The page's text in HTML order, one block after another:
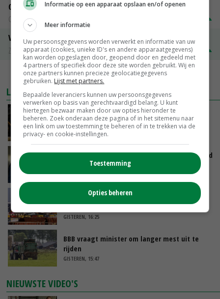
Gerst
Groningen
Volle melkpoeder
Zuivel NL
€ 345,00 € 20,00
MEER MARKTPRIJZEN
LAATSTE NIEUWS
Zalmkweker wil ‘standaard neerzetten die als
voorbeeld kan dienen voor sector’
VANDAAG, 06:21
Jan Vernooij stopt bij Vee&Logistiek Nederland
VANDAAG, 06:00
China scherpt importeisen voor pootgoed aan
vanwege zebrachipbacterie
GISTEREN, 16:25
BBB vraagt minister om langer mest uit te
rijden
GISTEREN, 15:47
NIEUWSTE VIDEO'S
Informatie op een apparaat opslaan en/of openen
Meer informatie
Uw persoonsgegevens worden verwerkt en informatie van uw
apparaat (cookies, unieke ID's en andere apparaatgegevens)
kan worden opgeslagen door, geopend door en gedeeld met
4 partners of specifiek door deze site worden gebruikt. Wij en
onze partners kunnen precieze geolocatiegegevens
gebruiken. Lijst met partners.
Bepaalde leveranciers kunnen uw persoonsgegevens
verwerken op basis van gerechtvaardigd belang. U kunt
hiertegen bezwaar maken door uw opties hieronder te
beheren. Zoek onderaan deze pagina of in het sitemenu naar
een link om uw toestemming te beheren of in te trekken via de
privacy- en cookie-instellingen.
Toestemming
Opties beheren